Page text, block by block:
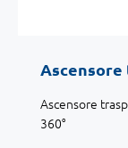
Ascensore
360°